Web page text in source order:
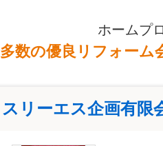
ホームプ
多数の優良リフォーム
スリーエス企画有限